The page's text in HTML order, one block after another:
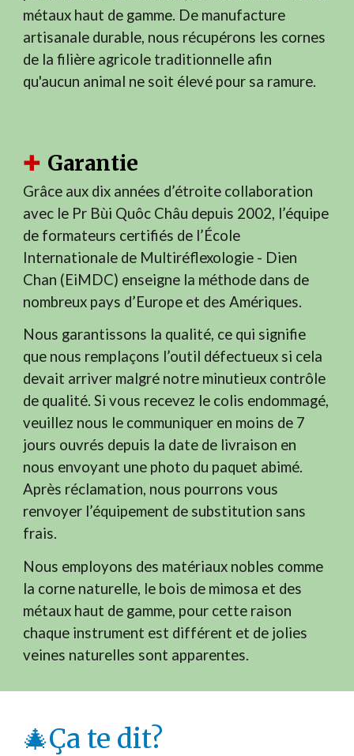
métaux haut de gamme. De manufacture
artisanale durable, nous récupérons les cornes
de la filière agricole traditionnelle afin
qu'aucun animal ne soit élevé pour sa ramure.
✚ Garantie
Grâce aux dix années d’étroite collaboration
avec le Pr Bùi Quôc Châu depuis 2002, l’équipe
de formateurs certifiés de l’École
Internationale de Multiréflexologie - Dien
Chan (EiMDC) enseigne la méthode dans de
nombreux pays d’Europe et des Amériques.
Nous garantissons la qualité, ce qui signifie
que nous remplaçons l’outil défectueux si cela
devait arriver malgré notre minutieux contrôle
de qualité. Si vous recevez le colis endommagé,
veuillez nous le communiquer en moins de 7
jours ouvrés depuis la date de livraison en
nous envoyant une photo du paquet abimé.
Après réclamation, nous pourrons vous
renvoyer l’équipement de substitution sans
frais.
Nous employons des matériaux nobles comme
la corne naturelle, le bois de mimosa et des
métaux haut de gamme, pour cette raison
chaque instrument est différent et de jolies
veines naturelles sont apparentes.
🎄Ça te dit?